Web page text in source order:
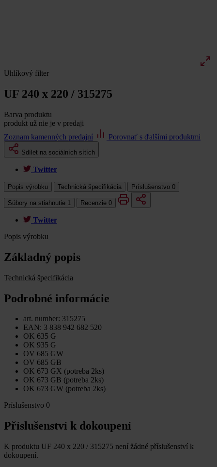
Uhlíkový filter
UF 240 x 220 / 315275
Barva produktu
produkt už nie je v predaji
Zoznam kamenných predajní
Porovnať s ďalšími produktmi
Sdílet na sociálních sítích
Twitter
Popis výrobku Technická špecifikácia Príslušenstvo 0
Súbory na stiahnutie 1 Recenzie 0
Twitter
Popis výrobku
Základný popis
Technická špecifikácia
Podrobné informácie
art. number: 315275
EAN: 3 838 942 682 520
OK 635 G
OK 935 G
OV 685 GW
OV 685 GB
OK 673 GX (potreba 2ks)
OK 673 GB (potreba 2ks)
OK 673 GW (potreba 2ks)
Príslušenstvo 0
Příslušenství k dokoupení
K produktu UF 240 x 220 / 315275 není žádné příslušenství k
dokoupení.